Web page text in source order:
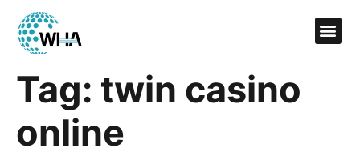
Tag: twin casino
online